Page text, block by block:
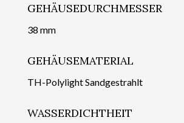
GEHÄUSEDURCHMESSER
38 mm
GEHÄUSEMATERIAL
TH-Polylight Sandgestrahlt
WASSERDICHTHEIT